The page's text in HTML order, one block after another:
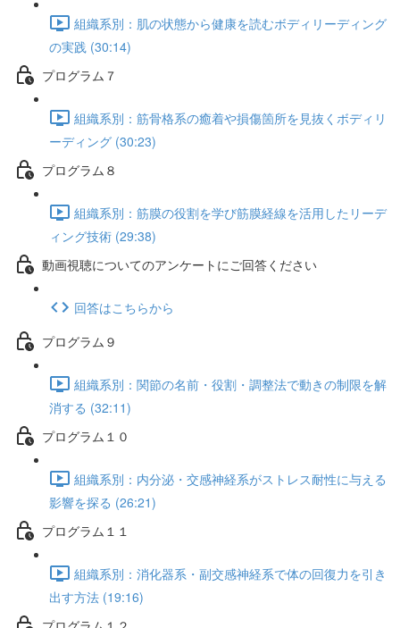
組織系別：肌の状態から健康を読むボディリーディング
の実践 (30:14)
プログラム７
組織系別：筋骨格系の癒着や損傷箇所を見抜くボディリ
ーディング (30:23)
プログラム８
組織系別：筋膜の役割を学び筋膜経線を活用したリーデ
ィング技術 (29:38)
動画視聴についてのアンケートにご回答ください
回答はこちらから
プログラム９
組織系別：関節の名前・役割・調整法で動きの制限を解
消する (32:11)
プログラム１０
組織系別：内分泌・交感神経系がストレス耐性に与える
影響を探る (26:21)
プログラム１１
組織系別：消化器系・副交感神経系で体の回復力を引き
出す方法 (19:16)